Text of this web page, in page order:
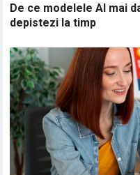
De ce modelele AI mai
depistezi la timp